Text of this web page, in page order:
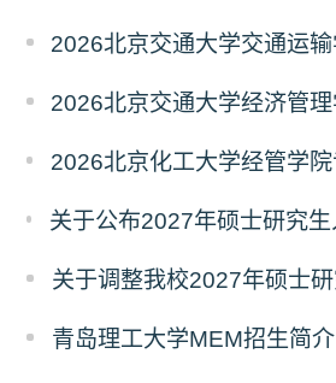
青岛理工大学MEM招生简介